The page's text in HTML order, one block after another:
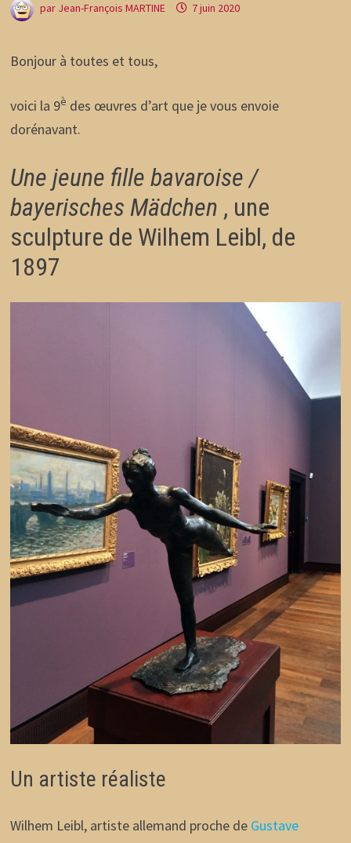
par Jean-François MARTINE 7 juin 2020
Bonjour à toutes et tous,
voici la 9è des œuvres d’art que je vous envoie
dorénavant.
Une jeune fille bavaroise /
bayerisches Mädchen , une
sculpture de Wilhem Leibl, de
1897
Un artiste réaliste
Wilhem Leibl, artiste allemand proche de Gustave